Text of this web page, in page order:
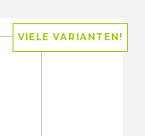
VIELE VARIANTEN!